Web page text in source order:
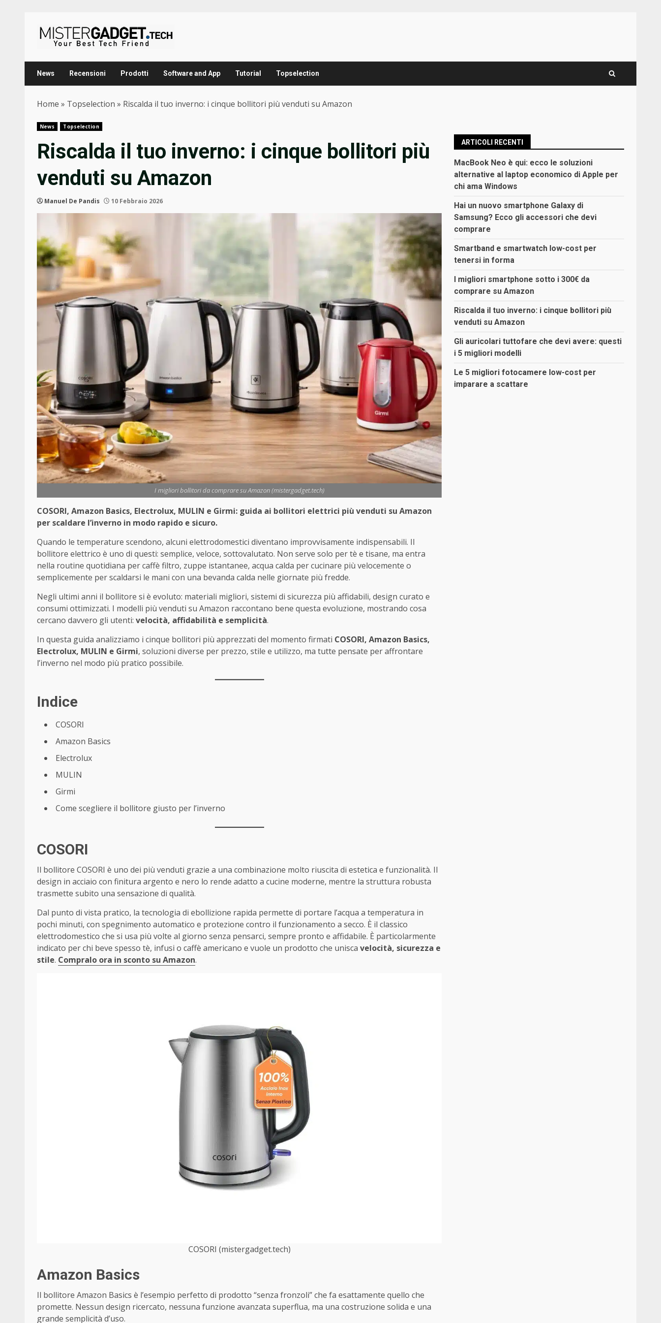
content
News Recensioni Prodotti Software and App Tutorial Topselection
Home » Topselection » Riscalda il tuo inverno: i cinque bollitori più venduti su Amazon
News Topselection
Riscalda il tuo inverno: i cinque bollitori più
venduti su Amazon
Manuel De Pandis 10 Febbraio 2026
I migliori bollitori da comprare su Amazon (mistergadget.tech)
COSORI, Amazon Basics, Electrolux, MULIN e Girmi: guida ai bollitori elettrici più venduti su Amazon
per scaldare l’inverno in modo rapido e sicuro.
Quando le temperature scendono, alcuni elettrodomestici diventano improvvisamente indispensabili. Il
bollitore elettrico è uno di questi: semplice, veloce, sottovalutato. Non serve solo per tè e tisane, ma entra
nella routine quotidiana per caffè filtro, zuppe istantanee, acqua calda per cucinare più velocemente o
semplicemente per scaldarsi le mani con una bevanda calda nelle giornate più fredde.
Negli ultimi anni il bollitore si è evoluto: materiali migliori, sistemi di sicurezza più affidabili, design curato e
consumi ottimizzati. I modelli più venduti su Amazon raccontano bene questa evoluzione, mostrando cosa
cercano davvero gli utenti: velocità, affidabilità e semplicità.
In questa guida analizziamo i cinque bollitori più apprezzati del momento firmati COSORI, Amazon Basics,
Electrolux, MULIN e Girmi, soluzioni diverse per prezzo, stile e utilizzo, ma tutte pensate per affrontare
l’inverno nel modo più pratico possibile.
Indice
COSORI
Amazon Basics
Electrolux
MULIN
Girmi
Come scegliere il bollitore giusto per l’inverno
COSORI
Il bollitore COSORI è uno dei più venduti grazie a una combinazione molto riuscita di estetica e funzionalità. Il
design in acciaio con finitura argento e nero lo rende adatto a cucine moderne, mentre la struttura robusta
trasmette subito una sensazione di qualità.
Dal punto di vista pratico, la tecnologia di ebollizione rapida permette di portare l’acqua a temperatura in
pochi minuti, con spegnimento automatico e protezione contro il funzionamento a secco. È il classico
elettrodomestico che si usa più volte al giorno senza pensarci, sempre pronto e affidabile. È particolarmente
indicato per chi beve spesso tè, infusi o caffè americano e vuole un prodotto che unisca velocità, sicurezza e
stile. Compralo ora in sconto su Amazon.
COSORI (mistergadget.tech)
Amazon Basics
Il bollitore Amazon Basics è l’esempio perfetto di prodotto “senza fronzoli” che fa esattamente quello che
promette. Nessun design ricercato, nessuna funzione avanzata superflua, ma una costruzione solida e una
grande semplicità d’uso.
ARTICOLI RECENTI
MacBook Neo è qui: ecco le soluzioni
alternative al laptop economico di Apple per
chi ama Windows
Hai un nuovo smartphone Galaxy di
Samsung? Ecco gli accessori che devi
comprare
Smartband e smartwatch low-cost per
tenersi in forma
I migliori smartphone sotto i 300€ da
comprare su Amazon
Riscalda il tuo inverno: i cinque bollitori più
venduti su Amazon
Gli auricolari tuttofare che devi avere: questi
i 5 migliori modelli
Le 5 migliori fotocamere low-cost per
imparare a scattare